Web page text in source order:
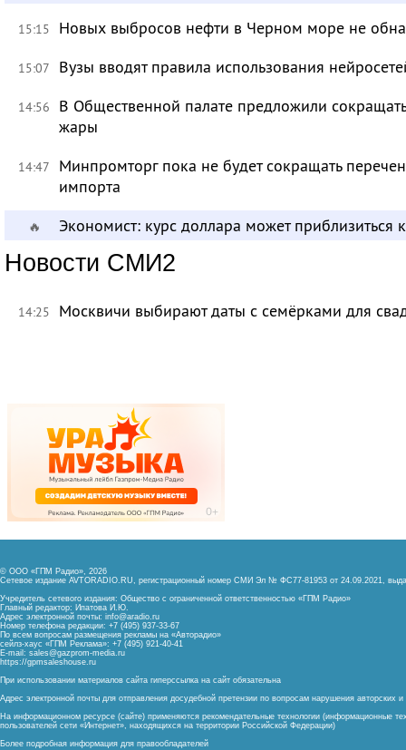
15:15 Новых выбросов нефти в Черном море не
15:07 Вузы вводят правила использования
14:56
В Общественной палате предложили
жары
14:47
Минпромторг пока не будет сокращать
импорта
🔥 Экономист: курс доллара может приблизиться
Новости СМИ2
14:25 Москвичи выбирают даты с семёрками для
© ООО «ГПМ Радио», 2026
Сетевое издание AVTORADIO.RU, регистрационный номер СМИ Эл № ФС77-81953 от 24.09.2021,
Учредитель сетевого издания: Общество с ограниченной ответственностью «ГПМ Радио»
Главный редактор: Ипатова И.Ю.
Адрес электронной почты: info@aradio.ru
Номер телефона редакции: +7 (495) 937-33-67
По всем вопросам размещения рекламы на «Авторадио»
сейлз-хаус «ГПМ Реклама»: +7 (495) 921-40-41
E-mail: sales@gazprom-media.ru
https://gpmsaleshouse.ru
При использовании материалов сайта гиперссылка на сайт обязательна
Адрес электронной почты для отправления досудебной претензии по вопросам нарушения авторских
На информационном ресурсе (сайте) применяются рекомендательные технологии (информационные
пользователей сети «Интернет», находящихся на территории Российской Федерации)
Более подробная информация для правообладателей